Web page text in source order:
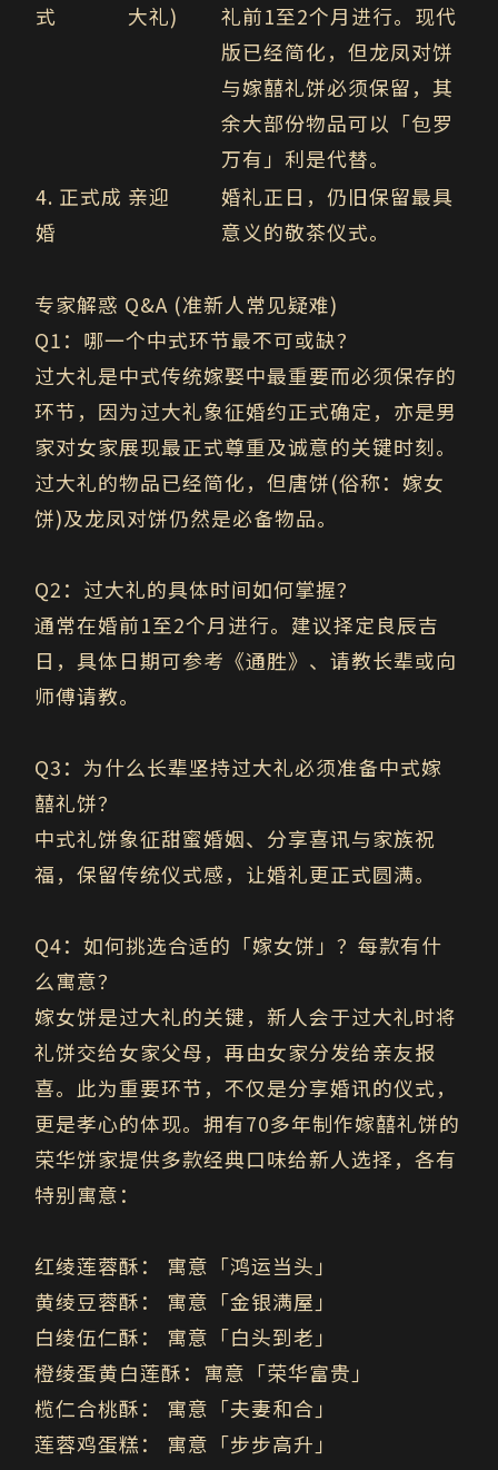
式
大礼)
礼前1至2个月进行。现代
版已经简化，但龙凤对饼
与嫁囍礼饼必须保留，其
余大部份物品可以「包罗
万有」利是代替。
4. 正式成
婚
亲迎
婚礼正日，仍旧保留最具
意义的敬茶仪式。
专家解惑 Q&A (准新人常见疑难)
Q1：哪一个中式环节最不可或缺？
过大礼是中式传统嫁娶中最重要而必须保存的
环节，因为过大礼象征婚约正式确定，亦是男
家对女家展现最正式尊重及诚意的关键时刻。
过大礼的物品已经简化，但唐饼(俗称：嫁女
饼)及龙凤对饼仍然是必备物品。
Q2：过大礼的具体时间如何掌握？
通常在婚前1至2个月进行。建议择定良辰吉
日，具体日期可参考《通胜》、请教长辈或向
师傅请教。
Q3：为什么长辈坚持过大礼必须准备中式嫁
囍礼饼？
中式礼饼象征甜蜜婚姻、分享喜讯与家族祝
福，保留传统仪式感，让婚礼更正式圆满。
Q4：如何挑选合适的「嫁女饼」？每款有什
么寓意？
嫁女饼是过大礼的关键，新人会于过大礼时将
礼饼交给女家父母，再由女家分发给亲友报
喜。此为重要环节，不仅是分享婚讯的仪式，
更是孝心的体现。拥有70多年制作嫁囍礼饼的
荣华饼家提供多款经典口味给新人选择，各有
特别寓意：
红绫莲蓉酥： 寓意「鸿运当头」
黄绫豆蓉酥： 寓意「金银满屋」
白绫伍仁酥： 寓意「白头到老」
橙绫蛋黄白莲酥：寓意「荣华富贵」
榄仁合桃酥： 寓意「夫妻和合」
莲蓉鸡蛋糕： 寓意「步步高升」